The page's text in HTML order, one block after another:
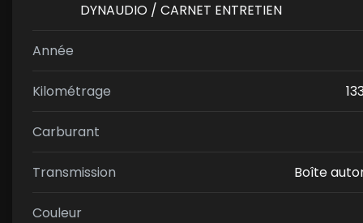
DYNAUDIO / CARNET ENTRETIEN
Année
Kilométrage
Carburant
Transmission Boîte
Couleur